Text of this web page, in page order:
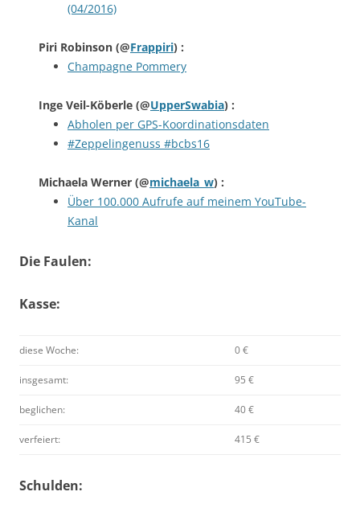
(04/2016)
Piri Robinson (@Frappiri) :
Champagne Pommery
Inge Veil-Köberle (@UpperSwabia) :
Abholen per GPS-Koordinationsdaten
#Zeppelingenuss #bcbs16
Michaela Werner (@michaela_w) :
Über 100.000 Aufrufe auf meinem YouTube-
Kanal
Die Faulen:
Kasse:
diese Woche: 0 €
insgesamt: 95 €
beglichen: 40 €
verfeiert: 415 €
Schulden: